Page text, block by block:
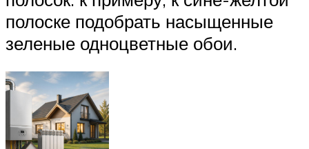
полоске подобрать насыщенные
зеленые одноцветные обои.